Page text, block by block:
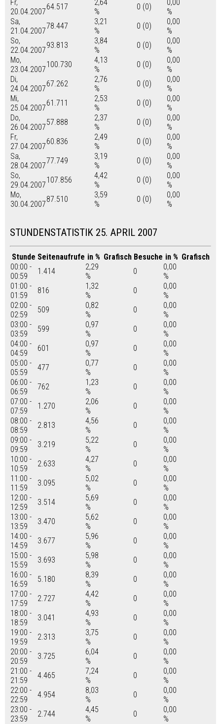
Fr,
20.04.2007
64.517
2,64
%
0 (0)
0,00
%
Sa,
21.04.2007
78.447
3,21
%
0 (0)
0,00
%
So,
22.04.2007
93.813
3,84
%
0 (0)
0,00
%
Mo,
23.04.2007
100.730
4,13
%
0 (0)
0,00
%
Di,
24.04.2007
67.262
2,76
%
0 (0)
0,00
%
Mi,
25.04.2007
61.711
2,53
%
0 (0)
0,00
%
Do,
26.04.2007
57.888
2,37
%
0 (0)
0,00
%
Fr,
27.04.2007
60.836
2,49
%
0 (0)
0,00
%
Sa,
28.04.2007
77.749
3,19
%
0 (0)
0,00
%
So,
29.04.2007
107.856
4,42
%
0 (0)
0,00
%
Mo,
30.04.2007
87.510
3,59
%
0 (0)
0,00
%
STUNDENSTATISTIK 25. APRIL 2007
Stunde Seitenaufrufe in % Grafisch Besuche in % Grafisch
00:00 -
00:59
1.414
2,29
%
0
0,00
%
01:00 -
01:59
816
1,32
%
0
0,00
%
02:00 -
02:59
509
0,82
%
0
0,00
%
03:00 -
03:59
599
0,97
%
0
0,00
%
04:00 -
04:59
601
0,97
%
0
0,00
%
05:00 -
05:59
477
0,77
%
0
0,00
%
06:00 -
06:59
762
1,23
%
0
0,00
%
07:00 -
07:59
1.270
2,06
%
0
0,00
%
08:00 -
08:59
2.813
4,56
%
0
0,00
%
09:00 -
09:59
3.219
5,22
%
0
0,00
%
10:00 -
10:59
2.633
4,27
%
0
0,00
%
11:00 -
11:59
3.095
5,02
%
0
0,00
%
12:00 -
12:59
3.514
5,69
%
0
0,00
%
13:00 -
13:59
3.470
5,62
%
0
0,00
%
14:00 -
14:59
3.677
5,96
%
0
0,00
%
15:00 -
15:59
3.693
5,98
%
0
0,00
%
16:00 -
16:59
5.180
8,39
%
0
0,00
%
17:00 -
17:59
2.727
4,42
%
0
0,00
%
18:00 -
18:59
3.041
4,93
%
0
0,00
%
19:00 -
19:59
2.313
3,75
%
0
0,00
%
20:00 -
20:59
3.725
6,04
%
0
0,00
%
21:00 -
21:59
4.465
7,24
%
0
0,00
%
22:00 -
22:59
4.954
8,03
%
0
0,00
%
23:00 -
23:59
2.744
4,45
%
0
0,00
%